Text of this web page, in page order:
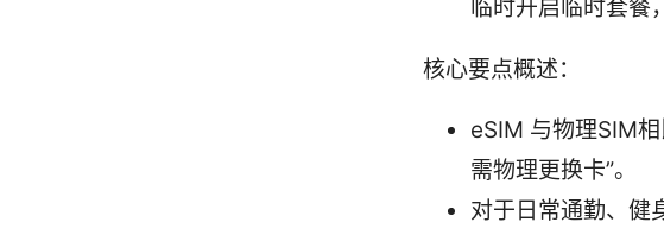
临时开启临时套餐
核心要点概述：
eSIM 与物理SIM
需物理更换卡”。
对于日常通勤、健